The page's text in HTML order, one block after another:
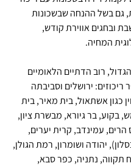
גם בשל ההנחה שבשכונות
ובחגים אווירת קודש,
המחיה.
רוב הדתיים הלאומיים
ירושלים וסביבתה
כגון אשתאול, בית מאיר, בית
בקוע, בר גיורא, מבשרת ציון,
הרים, עמינדב, קרית יערים,
יהודה ושומרון, רמת הגולן,
תקווה, נתניה, כפר סבא,